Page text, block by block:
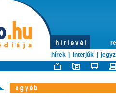
hírek
interjúk